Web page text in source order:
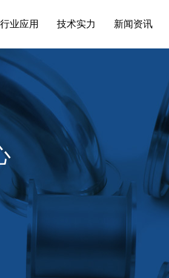
行业应用 技术实力 新闻资讯